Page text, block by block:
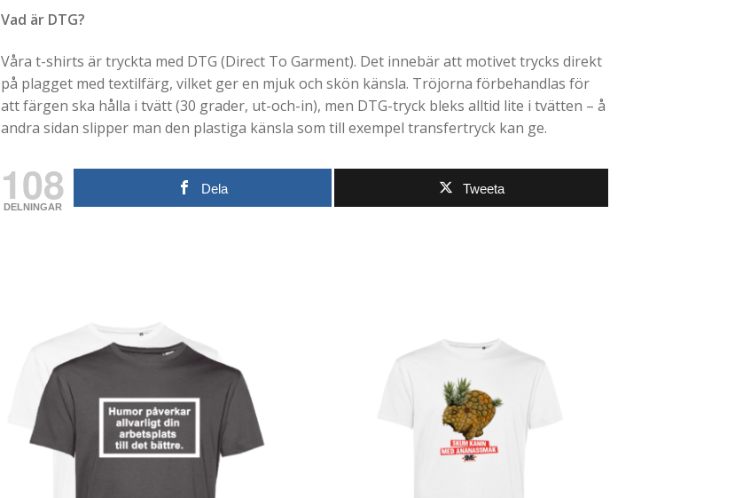
Vad är DTG?
Våra t-shirts är tryckta med DTG (Direct To Garment). Det innebär att motivet trycks direkt
på plagget med textilfärg, vilket ger en mjuk och skön känsla. Tröjorna förbehandlas för
att färgen ska hålla i tvätt (30 grader, ut-och-in), men DTG-tryck bleks alltid lite i tvätten – å
andra sidan slipper man den plastiga känsla som till exempel transfertryck kan ge.
108
DELNINGAR
Dela Tweeta